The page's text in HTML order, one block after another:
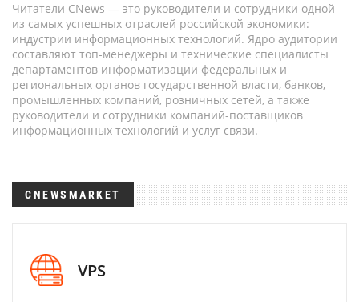
Читатели CNews — это руководители и сотрудники одной
из самых успешных отраслей российской экономики:
индустрии информационных технологий. Ядро аудитории
составляют топ-менеджеры и технические специалисты
департаментов информатизации федеральных и
региональных органов государственной власти, банков,
промышленных компаний, розничных сетей, а также
руководители и сотрудники компаний-поставщиков
информационных технологий и услуг связи.
CNEWSMARKET
VPS